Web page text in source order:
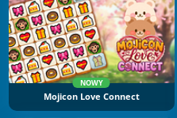
NOWY
Mojicon Love Connect